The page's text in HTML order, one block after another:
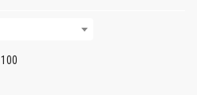
100